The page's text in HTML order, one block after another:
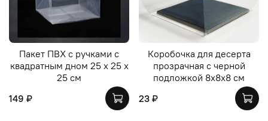
Пакет ПВХ с ручками с
квадратным дном 25 х 25 х
25 см
149 ₽
Коробочка для десерта
прозрачная с черной
подложкой 8х8х8 см
23 ₽